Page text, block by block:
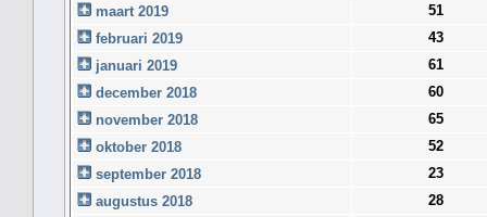
maart 2019
51
februari 2019
43
januari 2019
61
december 2018
60
november 2018
65
oktober 2018
52
september 2018
23
augustus 2018
28